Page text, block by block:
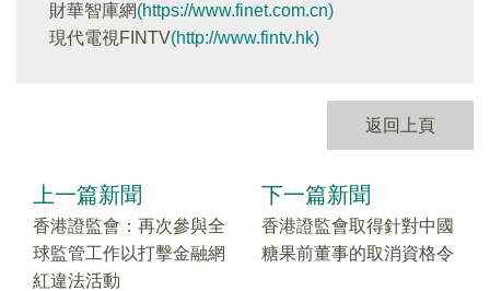
財華智庫網(https://www.finet.com.cn)
現代電視FINTV(http://www.fintv.hk)
返回上頁
上一篇新聞
香港證監會：再次參與全
球監管工作以打擊金融網
紅違法活動
下一篇新聞
香港證監會取得針對中國
糖果前董事的取消資格令